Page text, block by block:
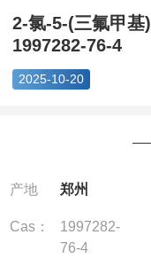
基)噻唑-4-羧酸...
2-氯-5-(三氟甲基
1997282-76-4
2025-10-20
产地 郑州
Cas：
1997282-
76-4